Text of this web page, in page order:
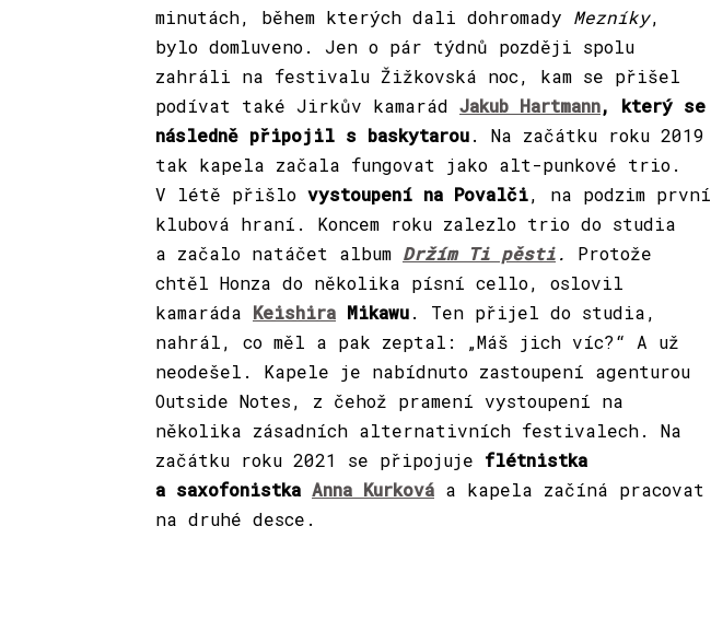
minutách, během kterých dali dohromady Mezníky,
bylo domluveno. Jen o pár týdnů později spolu
zahráli na festivalu Žižkovská noc, kam se přišel
podívat také Jirkův kamarád Jakub Hartmann, který se
následně připojil s baskytarou. Na začátku roku 2019
tak kapela začala fungovat jako alt-punkové trio.
V létě přišlo vystoupení na Povalči, na podzim první
klubová hraní. Koncem roku zalezlo trio do studia
a začalo natáčet album Držím Ti pěsti.
Protože
chtěl Honza do několika písní cello, oslovil
kamaráda Keishira Mikawu. Ten přijel do studia,
nahrál, co měl a pak zeptal: „Máš jich víc?“ A už
neodešel. Kapele je nabídnuto zastoupení agenturou
Outside Notes, z čehož pramení vystoupení na
několika zásadních alternativních festivalech. Na
začátku roku 2021 se připojuje flétnistka
a saxofonistka Anna Kurková a kapela začíná pracovat
na druhé desce.